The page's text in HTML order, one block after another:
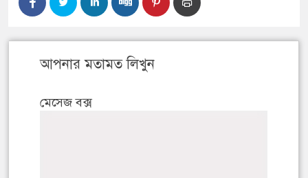
আপনার মতামত লিখুন
মেসেজ বক্স